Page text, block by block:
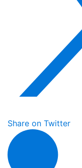
Share on Twitter